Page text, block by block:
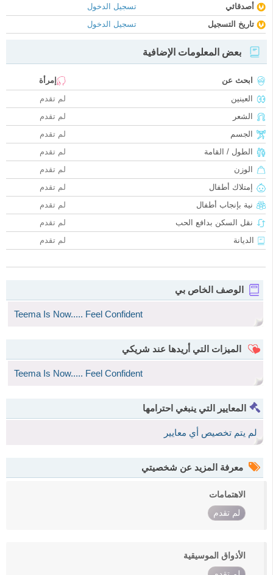
أصدقائي
تسجيل الدخول
تاريخ التسجيل
تسجيل الدخول
بعض المعلومات الإضافية
ابحث عن
إمرأة
العينين
لم تقدم
الشعر
لم تقدم
الجسم
لم تقدم
الطول / القامة
لم تقدم
الوزن
لم تقدم
إمتلاك أطفال
لم تقدم
نية بإنجاب أطفال
لم تقدم
نقل السكن بدافع الحب
لم تقدم
الديانة
لم تقدم
الوصف الخاص بي
Teema Is Now..... Feel Confident
الميزات التي أريدها عند شريكي
Teema Is Now..... Feel Confident
المعايير التي ينبغي احترامها
لم يتم تخصيص أي معايير
معرفة المزيد عن شخصيتي
الاهتمامات
لم تقدم
الأذواق الموسيقية